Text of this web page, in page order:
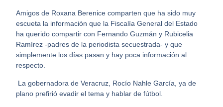
Amigos de Roxana Berenice comparten que ha sido muy
escueta la información que la Fiscalía General del Estado
ha querido compartir con Fernando Guzmán y Rubicelia
Ramírez -padres de la periodista secuestrada- y que
simplemente los días pasan y hay poca información al
respecto.
La gobernadora de Veracruz, Rocío Nahle García, ya de
plano prefirió evadir el tema y hablar de fútbol.